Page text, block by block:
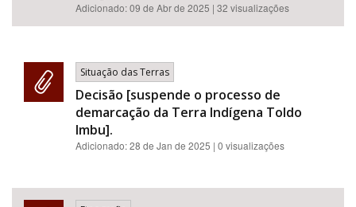
Adicionado:09 de Abr de 2025 | 32 visualizações
Situação das Terras
Decisão [suspende o processo de
demarcação da Terra Indígena Toldo
Imbu].
Adicionado:28 de Jan de 2025 | 0 visualizações